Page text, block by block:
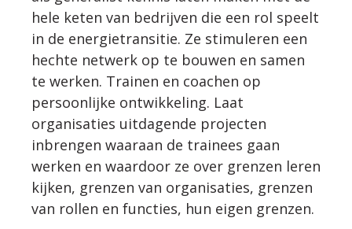
hele keten van bedrijven die een rol speelt
in de energietransitie. Ze stimuleren een
hechte netwerk op te bouwen en samen
te werken. Trainen en coachen op
persoonlijke ontwikkeling. Laat
organisaties uitdagende projecten
inbrengen waaraan de trainees gaan
werken en waardoor ze over grenzen leren
kijken, grenzen van organisaties, grenzen
van rollen en functies, hun eigen grenzen.